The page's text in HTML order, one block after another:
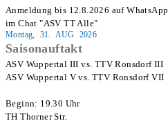
Anmeldung bis 12.8.2026 auf WhatsApp
im Chat "ASV TT Alle"
Montag, 31. AUG 2026
Saisonauftakt
ASV Wuppertal III vs. TTV Ronsdorf III
ASV Wuppertal V vs. TTV Ronsdorf VII
Beginn: 19.30 Uhr
TH Thorner Str.